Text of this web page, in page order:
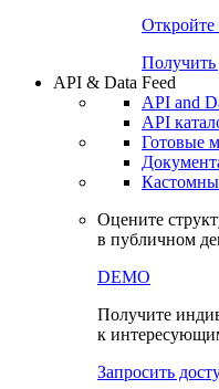
Проверка
Откройте
Получить
API & Data Feed
API and
Готовые
в публичном